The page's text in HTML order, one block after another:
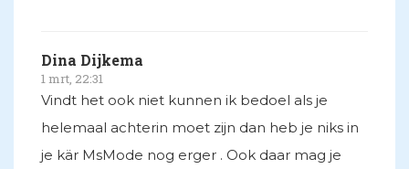
Dina Dijkema
1 mrt, 22:31
Vindt het ook niet kunnen ik bedoel als je
helemaal achterin moet zijn dan heb je niks in
je kär MsMode nog erger . Ook daar mag je